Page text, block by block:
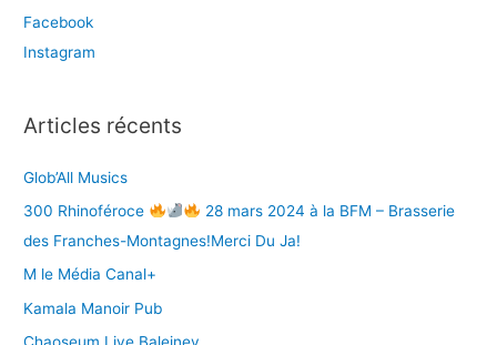
r
c
e
:
Facebook
Instagram
Articles récents
Glob’All Musics
300 Rhinoféroce
28 mars 2024 à la BFM – Brasserie
des Franches-Montagnes!Merci Du Ja!
M le Média Canal+
Kamala Manoir Pub